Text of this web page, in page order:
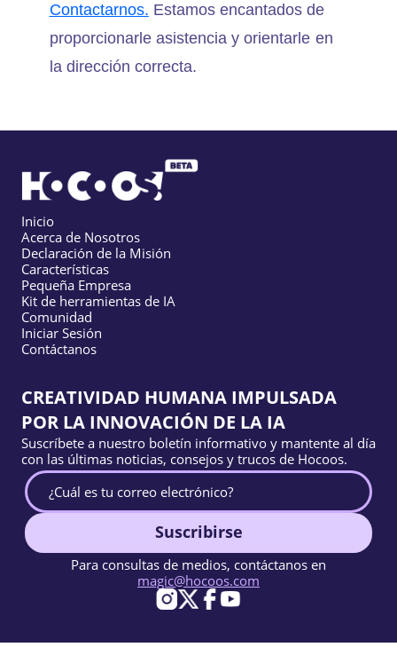
Contactarnos. Estamos encantados de
proporcionarle asistencia y orientarle en
la dirección correcta.
Inicio
Acerca de Nosotros
Declaración de la Misión
Características
Pequeña Empresa
Kit de herramientas de IA
Comunidad
Iniciar Sesión
Contáctanos
CREATIVIDAD HUMANA IMPULSADA
POR LA INNOVACIÓN DE LA IA
Suscríbete a nuestro boletín informativo y mantente al día
con las últimas noticias, consejos y trucos de Hocoos.
Suscribirse
Para consultas de medios, contáctanos en
magic@hocoos.com